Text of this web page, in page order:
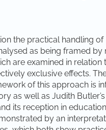
the practical handling of
as being framed by
are examined in relation
exclusive effects.
of this approach is
as well as Judith
its reception in
by an